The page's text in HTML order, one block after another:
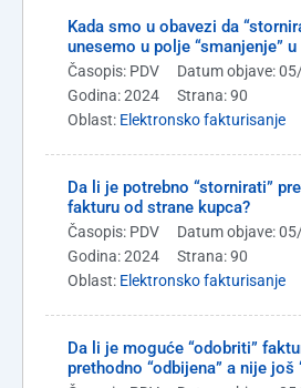
Kada smo u obavezi da
unesemo u polje “smanjenje”
Časopis: PDV Datum objave:
Godina: 2024
Strana: 90
Oblast: Elektronsko fakturisanje
Da li je potrebno “stornirati”
fakturu od strane kupca?
Časopis: PDV Datum objave:
Godina: 2024
Strana: 90
Oblast: Elektronsko fakturisanje
Da li je moguće “odobriti”
prethodno “odbijena” a nije još